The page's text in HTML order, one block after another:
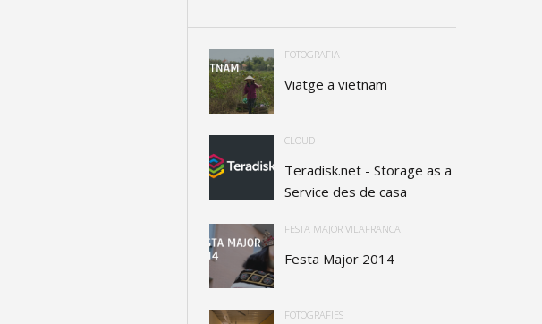
FOTOGRAFIA
Viatge a vietnam
CLOUD
Teradisk.net - Storage as a
Service des de casa
FESTA MAJOR VILAFRANCA
Festa Major 2014
FOTOGRAFIES